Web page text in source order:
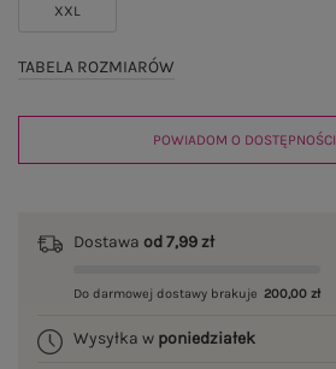
XXL
TABELA ROZMIARÓW
POWIADOM O DOSTĘPNOŚCI
Dostawa od 7,99 zł
Do darmowej dostawy brakuje 200,00 zł
Wysyłka w poniedziałek